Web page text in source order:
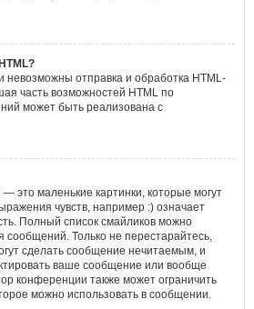
невозможны отправка и обработка HTML-
часть возможностей HTML по
может быть реализована с
это маленькие картинки, которые могут
чувств, например :) означает
Полный список смайликов можно
сообщений. Только не перестарайтесь,
сделать сообщение нечитаемым, и
ваше сообщение или вообще
конференции также может ограничить
можно использовать в сообщении.